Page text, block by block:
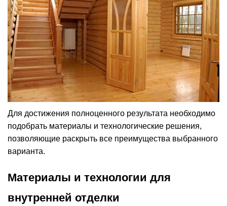
Для достижения полноценного результата необходимо
подобрать материалы и технологические решения,
позволяющие раскрыть все преимущества выбранного
варианта.
Материалы и технологии для
внутренней отделки